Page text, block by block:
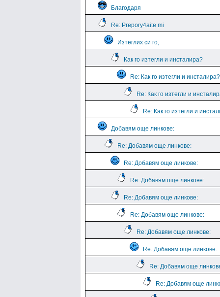
Благодаря
Re: Prepory4aite mi
Изтеглих си го,
Как го изтегли и инсталира?
Re: Как го изтегли и инсталира?
Re: Как го изтегли и
Re: Как го изтегли и
Добавям още линкове:
Re: Добавям още линкове:
Re: Добавям още линкове:
Re: Добавям още линкове:
Re: Добавям още линкове:
Re: Добавям още линкове:
Re: Добавям още линкове:
Re: Добавям още линкове:
Re: Добавям още
Re: Добавям още